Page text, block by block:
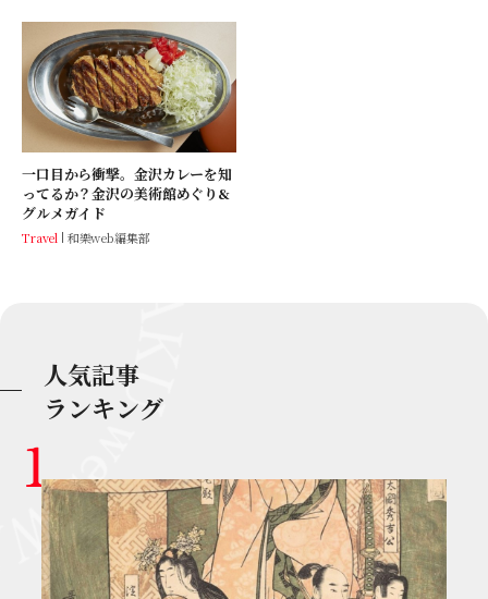
一口目から衝撃。金沢カレーを知
ってるか？金沢の美術館めぐり&
グルメガイド
Travel 和樂web編集部
人気記事
ランキング